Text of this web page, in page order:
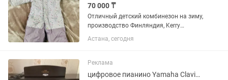
70 000 ₸
Отличный детский комбинезон на зиму,
производство Финляндия, Kerry
Подходит на Астанинскую суровую
зиму, от -15 до -35 Размер 86, но
Финны обычно высокие. В...
Астана, сегодня
Реклама
цифровое пианино Yamaha Clavinova из тёмного дерева.